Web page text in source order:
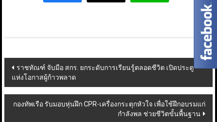
Post
navigation
ราชทัณฑ์ จับมือ สกร. ยกระดับการเรียนรู้ตลอดชีวิต เปิดประตู
แห่งโอกาสผู้ก้าวพลาด
กองทัพเรือ รับมอบหุ่นฝึก CPR-เครื่องกระตุกหัวใจ เพื่อใช้ฝึกอบรมแก่
กำลังพล ช่วยชีวิตขั้นพื้นฐาน